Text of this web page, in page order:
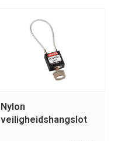
Nylon
veiligheidshangslot